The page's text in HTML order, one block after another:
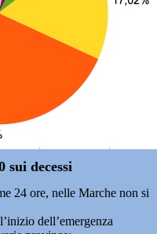
sui decessi
24 ore, nelle Marche non si
dell’emergenza